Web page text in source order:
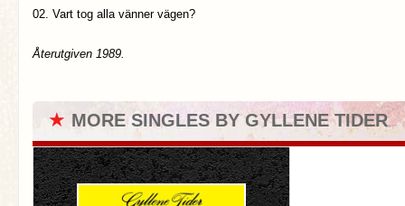
02. Vart tog alla vänner vägen?
Återutgiven 1989.
★ MORE SINGLES BY GYLLENE TIDER